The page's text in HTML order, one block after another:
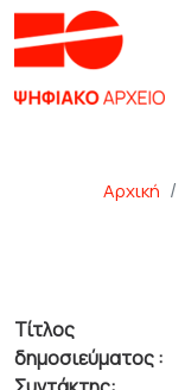
Αρχική
Τίτλος
δημοσιεύματος :